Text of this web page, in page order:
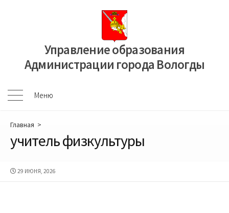
Управление образования
Администрации города Вологды
Меню
Меню
Главная >
учитель физкультуры
ДАТА
29 ИЮНЯ, 2026